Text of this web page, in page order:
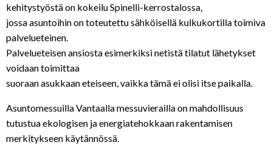
kehitystyöstä on kokeilu Spinelli-kerrostalossa,
jossa asuntoihin on toteutettu sähköisellä kulkukortilla toimiva
palvelueteinen.
Palvelueteisen ansiosta esimerkiksi netistä tilatut lähetykset
voidaan toimittaa
suoraan asukkaan eteiseen, vaikka tämä ei olisi itse paikalla.
Asuntomessuilla Vantaalla messuvierailla on mahdollisuus
tutustua ekologisen ja energiatehokkaan rakentamisen
merkitykseen käytännössä.